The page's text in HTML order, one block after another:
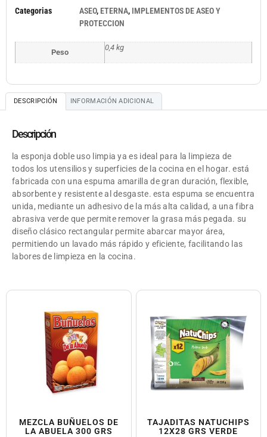
Categorias
ASEO, ETERNA, IMPLEMENTOS DE ASEO Y
PROTECCION
Peso
0,4 kg
DESCRIPCIÓN INFORMACIÓN ADICIONAL
Descripción
la esponja doble uso limpia ya es ideal para la limpieza de
todos los utensilios y superficies de la cocina en el hogar. está
fabricada con una espuma amarilla de gran duración, flexible,
absorbente y resistente al desgaste. esta espuma se encuentra
unida, mediante un adhesivo de la más alta calidad, a una fibra
abrasiva verde que permite remover la grasa más pegada. su
diseño clásico rectangular permite abarcar mayor área,
permitiendo un lavado más rápido y eficiente, facilitando las
labores de limpieza en la cocina.
MEZCLA BUÑUELOS DE
LA ABUELA 300 GRS
TAJADITAS NATUCHIPS
12X28 GRS VERDE